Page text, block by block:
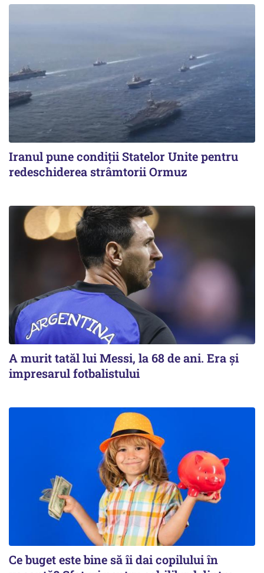
Iranul pune condiții Statelor Unite pentru
redeschiderea strâmtorii Ormuz
A murit tatăl lui Messi, la 68 de ani. Era și
impresarul fotbalistului
Ce buget este bine să îi dai copilului în